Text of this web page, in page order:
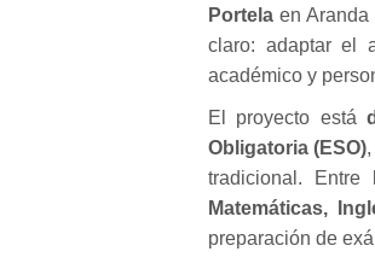
Portela en
claro: adaptar el
académico y
El proyecto está
Obligatoria (ESO)
tradicional.
Matemáticas,
preparación de